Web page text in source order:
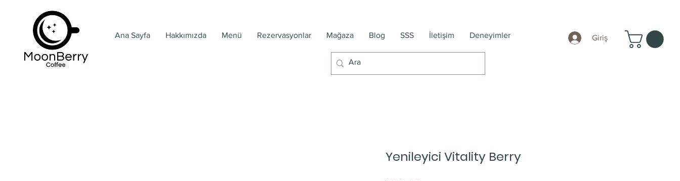
Ana Sayfa Hakkımızda Menü Rezervasyonlar Mağaza Blog SSS İletişim Deneyimler Giriş
Yenileyici Vitality Berry